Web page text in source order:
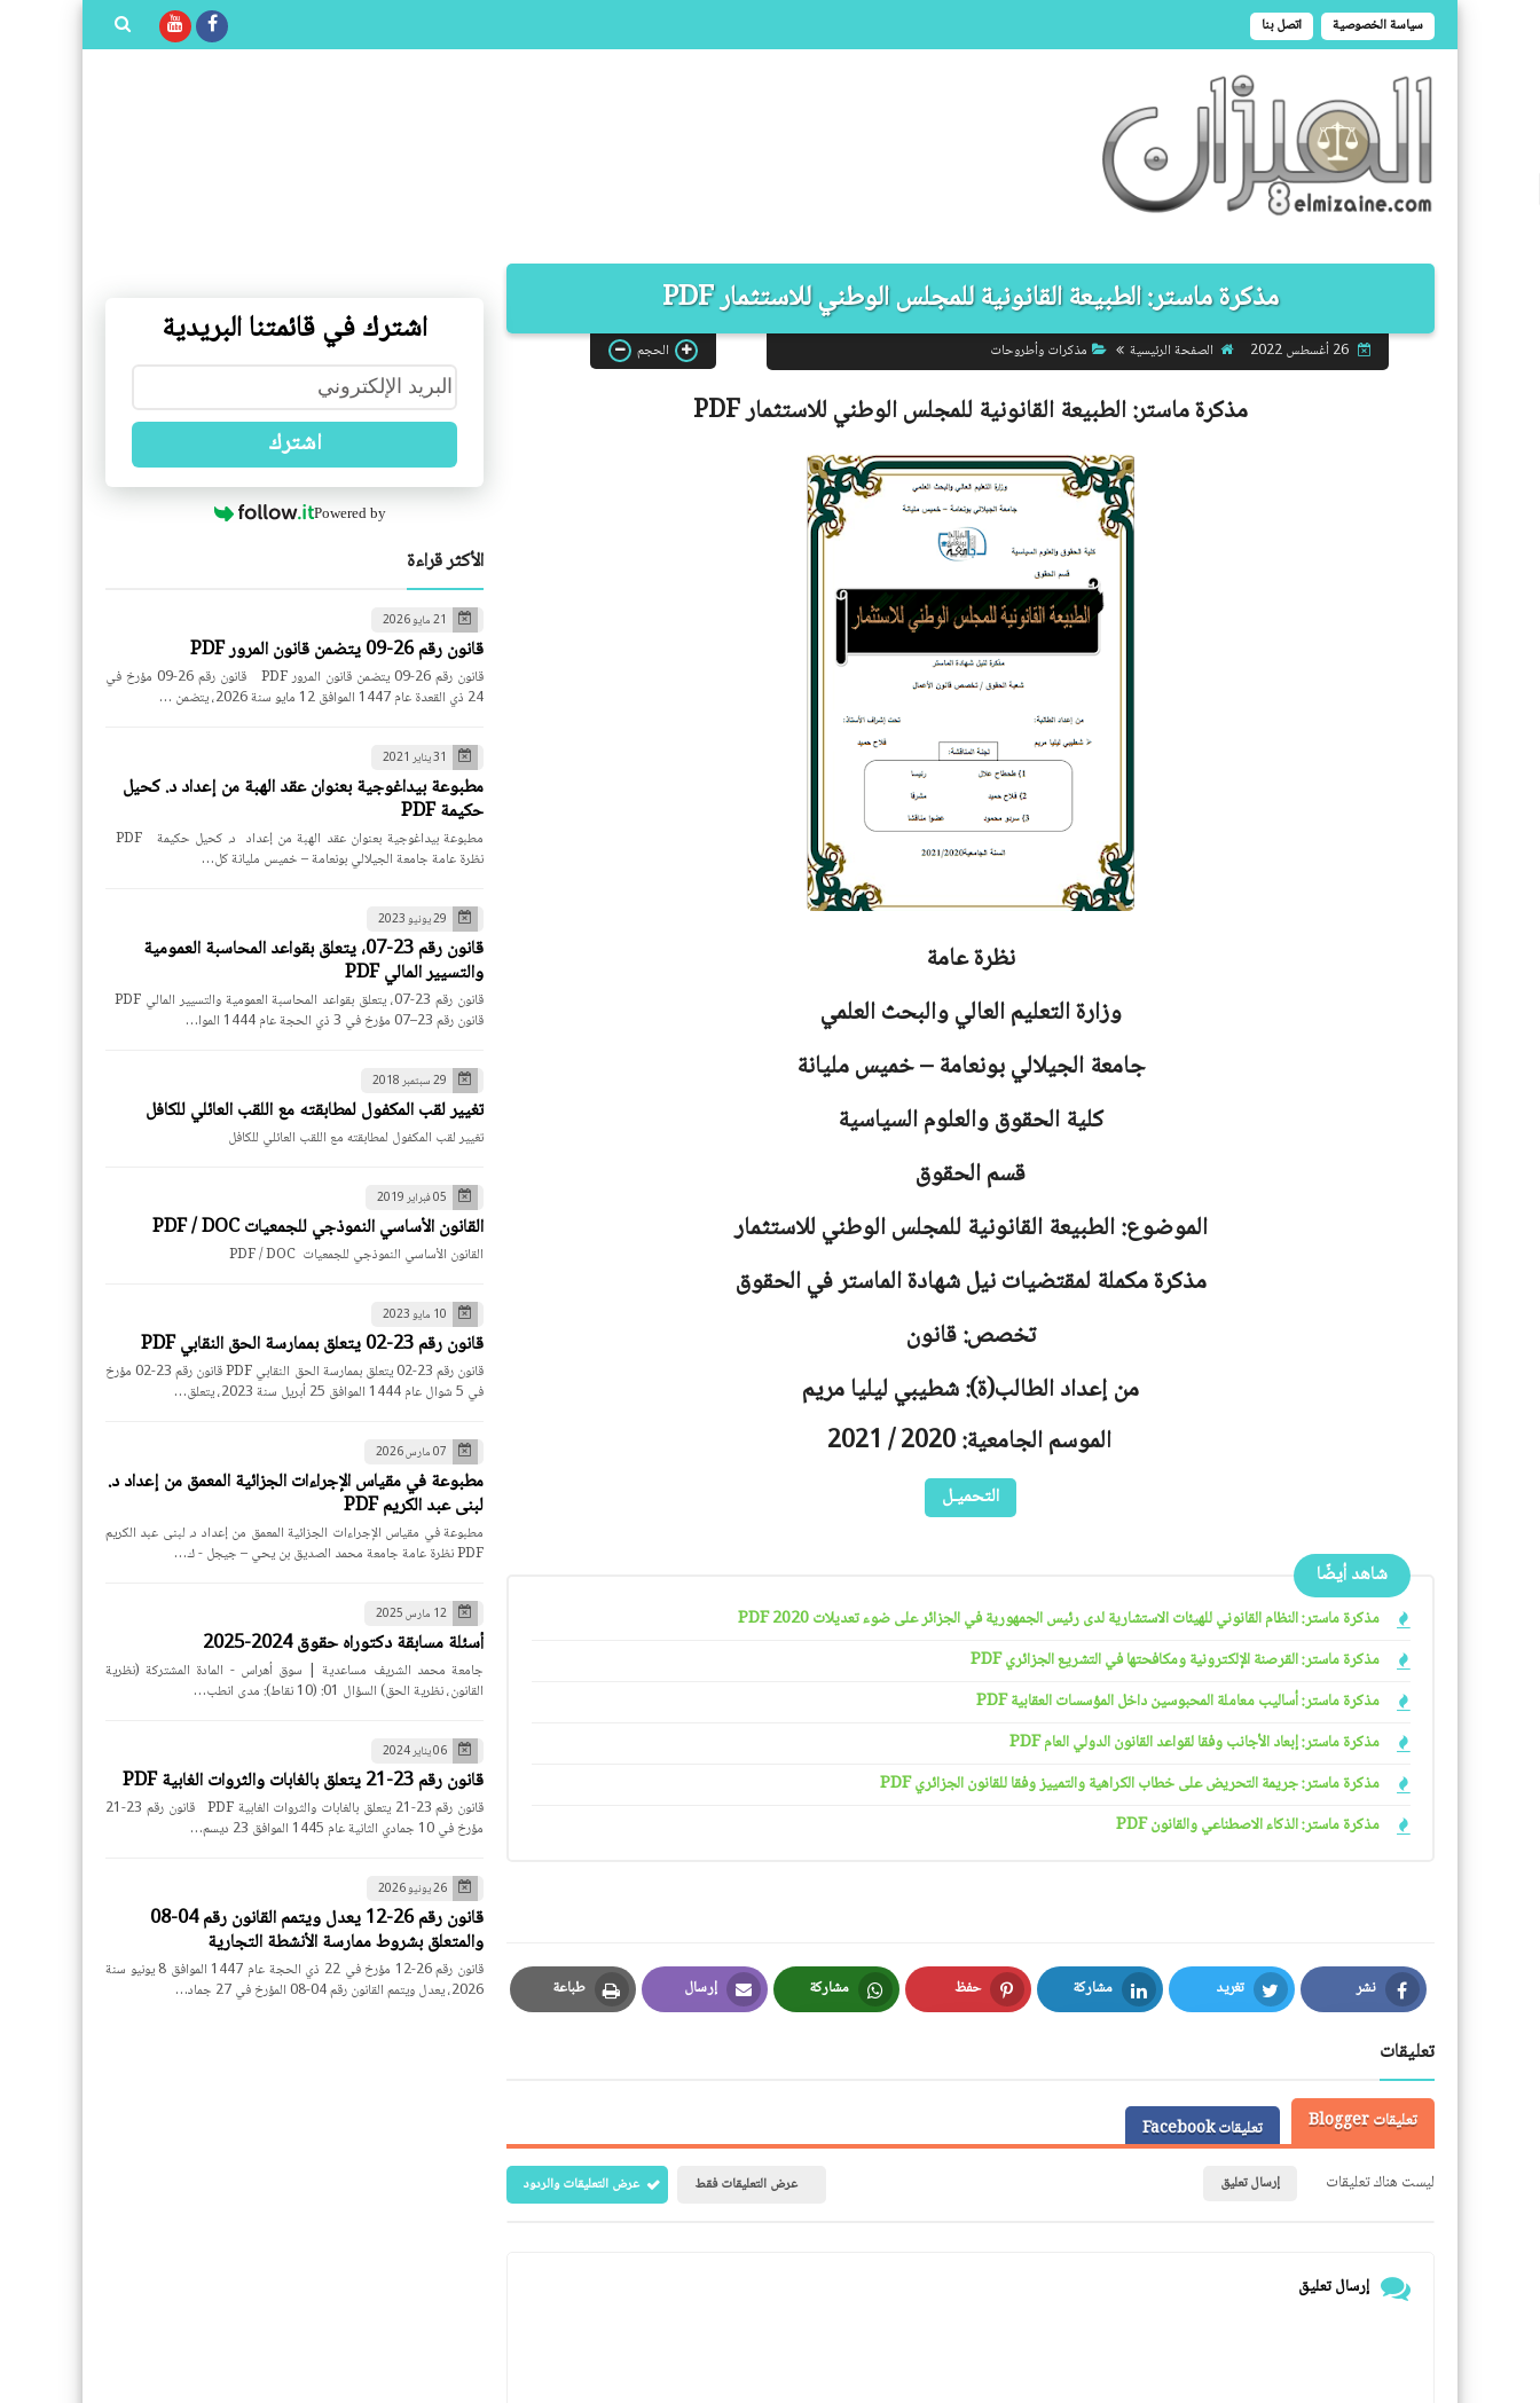
سياسة الخصوصية اتصل بنا
مذكرة ماستر: الطبيعة القانونية للمجلس الوطني للاستثمار PDF
26 أغسطس 2022 الصفحة الرئيسية مذكرات وأطروحات الحجم
مذكرة ماستر:الطبيعة القانونية للمجلس الوطني للاستثمارPDF
نظرة عامة
وزارة التعليم العالي والبحث العلمي
جامعةالجيلالي بونعامة – خميس مليانة
كلية الحقوق والعلوم السياسية
قسم الحقوق
الموضوع: الطبيعة القانونية للمجلس الوطني للاستثمار
مذكرة مكملة لمقتضيات نيل شهادة الماستر في الحقوق
تخصص: قانون
من إعداد الطالب(ة): شطيبي ليليا مريم
الموسم الجامعية: 2020 / 2021
التحميـل
شاهد أيضًا
مذكرة ماستر: النظام القانوني للهيئات الاستشارية لدى رئيس الجمهورية في الجزائر على ضوء تعديلات 2020 PDF
مذكرة ماستر: القرصنة الإلكترونية ومكافحتها في التشريع الجزائري PDF
مذكرة ماستر: أساليب معاملة المحبوسين داخل المؤسسات العقابية PDF
مذكرة ماستر: إبعاد الأجانب وفقا لقواعد القانون الدولي العام PDF
مذكرة ماستر: جريمة التحريض على خطاب الكراهية والتمييز وفقا للقانون الجزائري PDF
مذكرة ماستر: الذكاء الاصطناعي والقانون PDF
نشر
Facebook
تغريد
Twitter
مشاركة
LinkedIn
حفظ
Pinterest
مشاركة
Whatsapp
إرسال
Email
طباعة
Print
تعليقات
تعليقات Blogger
تعليقات Facebook
ليست هناك تعليقات
إرسال تعليق عرض التعليقات فقط عرض التعليقات والردود
إرسال تعليق
اشترك في قائمتنا البريدية
اشترك
Powered by
الأكثر قراءة
21 مايو 2026
قانون رقم 26-09 يتضمن قانون المرور PDF
قانون رقم 26-09 يتضمن قانون المرور PDF قانون رقم 26-09 مؤرخ في
24 ذي القعدة عام 1447 الموافق 12 مايو سنة 2026، يتضمن …
31 يناير 2021
مطبوعة بيداغوجية بعنوان عقد الهبة من إعداد د. كحيل
حكيمة PDF
نظرة عامة جامعة الجيلالي بونعامة – خميس مليانة كل…
29 يونيو 2023
قانون رقم 23-07، يتعلق بقواعد المحاسبة العمومية
والتسيير المالي PDF
قانون رقم 23–07 مؤرخ في 3 ذي الحجة عام 1444 الموا…
29 سبتمبر 2018
تغيير لقب المكفول لمطابقته مع اللقب العائلي للكافل
تغيير لقب المكفول لمطابقته مع اللقب العائلي للكافل
05 فبراير 2019
القانون الأساسي النموذجي للجمعيات PDF / DOC
القانون الأساسي النموذجي للجمعيات PDF / DOC
10 مايو 2023
قانون رقم 23-02 يتعلق بممارسة الحق النقابي PDF
قانون رقم 23-02 يتعلق بممارسة الحق النقابي PDF قانون رقم 23-02 مؤرخ
في 5 شوال عام 1444 الموافق 25 أبريل سنة 2023، يتعلق…
07 مارس 2026
مطبوعة في مقياس الإجراءات الجزائية المعمق من إعداد د.
لبنى عبد الكريم PDF
مطبوعة في مقياس الإجراءات الجزائية المعمق من إعداد د. لبنى عبد الكريم
PDF نظرة عامة جامعة محمد الصديق بن يحي – جيجل - ك…
12 مارس 2025
أسئلة مسابقة دكتوراه حقوق 2024-2025
جامعة محمد الشريف مساعدية | سوق أهراس - المادة المشتركة (نظرية
القانون، نظرية الحق) السؤال 01: (10 نقاط): مدى انطب…
06 يناير 2024
قانون رقم 23-21 يتعلق بالغابات والثروات الغابية PDF
قانون رقم 23-21 يتعلق بالغابات والثروات الغابية PDF قانون رقم 23-21
مؤرخ في 10 جمادي الثانية عام 1445 الموافق 23 ديسم…
26 يونيو 2026
قانون رقم 26-12 يعدل ويتمم القانون رقم 04-08
والمتعلق بشروط ممارسة الأنشطة التجارية
قانون رقم 26-12 مؤرخ في 22 ذي الحجة عام 1447 الموافق 8 يونيو سنة
2026، يعدل ويتمم القانون رقم 04-08 المؤرخ في 27 جماد…